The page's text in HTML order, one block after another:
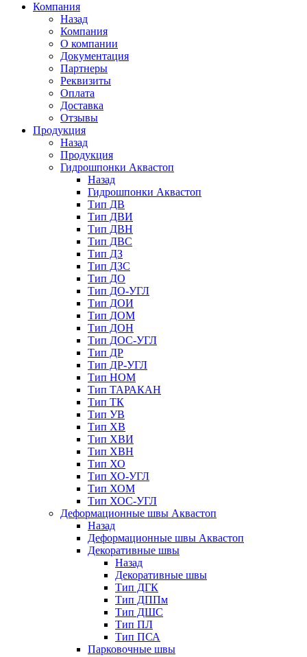
Компания
Назад
Компания
О компании
Документация
Партнеры
Реквизиты
Оплата
Доставка
Отзывы
Продукция
Назад
Продукция
Гидрошпонки Аквастоп
Назад
Гидрошпонки Аквастоп
Тип ДВ
Тип ДВИ
Тип ДВН
Тип ДВС
Тип ДЗ
Тип ДЗС
Тип ДО
Тип ДО-УГЛ
Тип ДОИ
Тип ДОМ
Тип ДОН
Тип ДОС-УГЛ
Тип ДР
Тип ДР-УГЛ
Тип НОМ
Тип ТАРАКАН
Тип ТК
Тип УВ
Тип ХВ
Тип ХВИ
Тип ХВН
Тип ХО
Тип ХО-УГЛ
Тип ХОМ
Тип ХОС-УГЛ
Деформационные швы Аквастоп
Назад
Деформационные швы Аквастоп
Декоративные швы
Назад
Декоративные швы
Тип ДГК
Тип ДППм
Тип ДШС
Тип ПЛ
Тип ПСА
Парковочные швы